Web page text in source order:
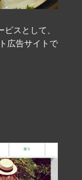
スとして、
広告サイトで